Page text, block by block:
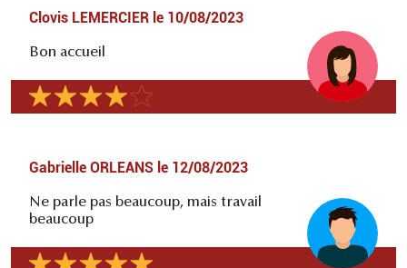
Clovis LEMERCIER le 10/08/2023
Bon accueil
Gabrielle ORLEANS le 12/08/2023
Ne parle pas beaucoup, mais travail
beaucoup